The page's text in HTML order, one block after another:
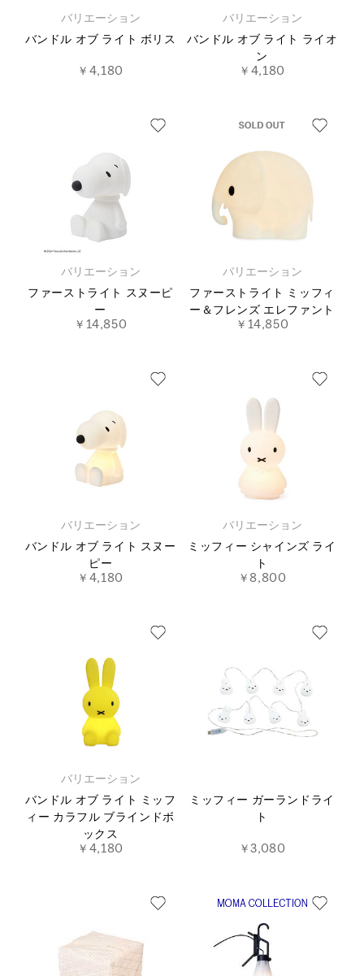
バリエーション
バンドル オブ ライト ボリス
￥4,180
バリエーション
バンドル オブ ライト ライオ
ン
￥4,180
バリエーション
ファーストライト スヌーピ
ー
￥14,850
バリエーション
ファーストライト ミッフィ
ー＆フレンズ エレファント
￥14,850
バリエーション
バンドル オブ ライト スヌー
ピー
￥4,180
バリエーション
ミッフィー シャインズ ライ
ト
￥8,800
バリエーション
バンドル オブ ライト ミッフ
ィー カラフル ブラインドボ
ックス
￥4,180
ミッフィー ガーランドライ
ト
￥3,080